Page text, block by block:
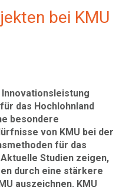
bei KMU
das Hochlohnland
besondere
von KMU bei der
für das
Studien zeigen,
durch eine stärkere
auszeichnen. KMU